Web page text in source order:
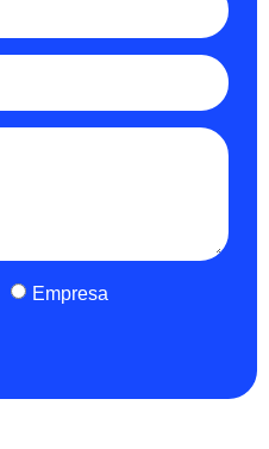
Empresa